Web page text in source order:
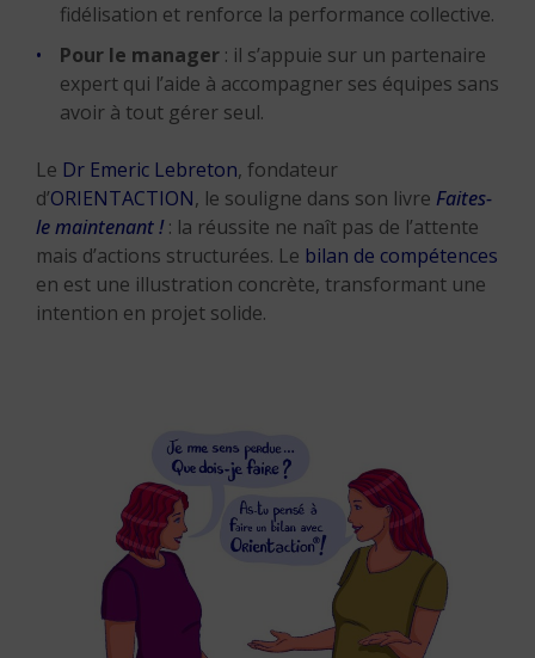
fidélisation et renforce la performance collective.
Pour le manager : il s’appuie sur un partenaire
expert qui l’aide à accompagner ses équipes sans
avoir à tout gérer seul.
Le Dr Emeric Lebreton, fondateur
d’ORIENTACTION, le souligne dans son livre Faites-
le maintenant !: la réussite ne naît pas de l’attente
mais d’actions structurées. Le bilan de compétences
en est une illustration concrète, transformant une
intention en projet solide.